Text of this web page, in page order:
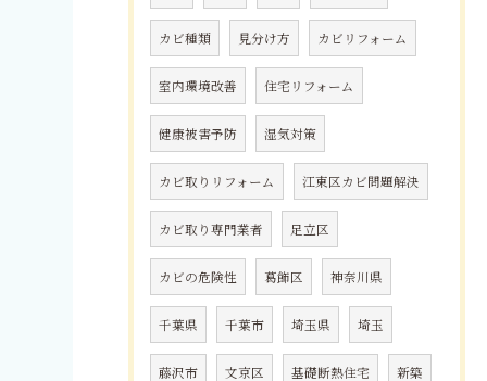
カビ種類 見分け方 カビリフォーム
室内環境改善 住宅リフォーム
健康被害予防 湿気対策
カビ取りリフォーム 江東区カビ問題解決
カビ取り専門業者 足立区
カビの危険性 葛飾区 神奈川県
千葉県 千葉市 埼玉県 埼玉
藤沢市 文京区 基礎断熱住宅 新築